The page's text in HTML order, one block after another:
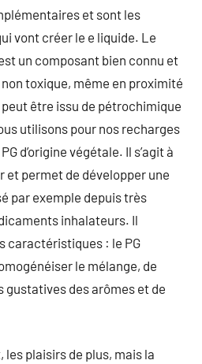
et sont les
vont créer le e liquide. Le
un composant bien connu et
toxique, même en proximité
être issu de pétrochimique
utilisons pour nos recharges
d’origine végétale. Il s’agit à
et permet de développer une
par exemple depuis très
inhalateurs. Il
caractéristiques : le PG
le mélange, de
gustatives des arômes et de
plaisirs de plus, mais la